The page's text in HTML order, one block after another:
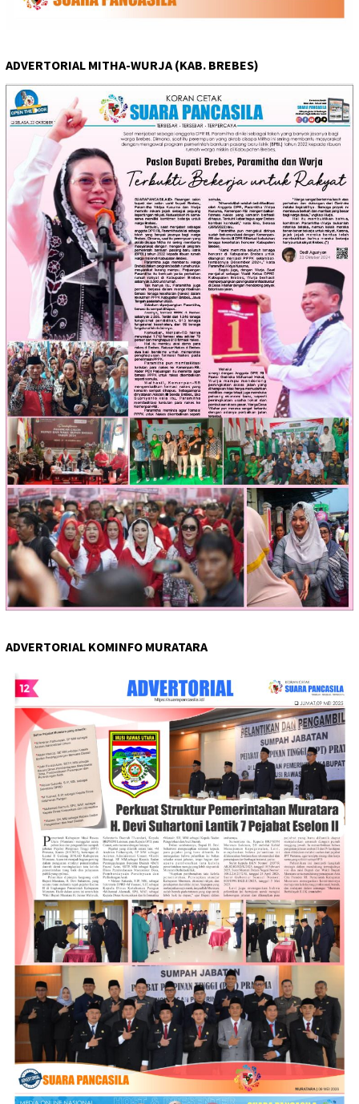
ADVERTORIAL MITHA-WURJA (KAB. BREBES)
ADVERTORIAL KOMINFO MURATARA